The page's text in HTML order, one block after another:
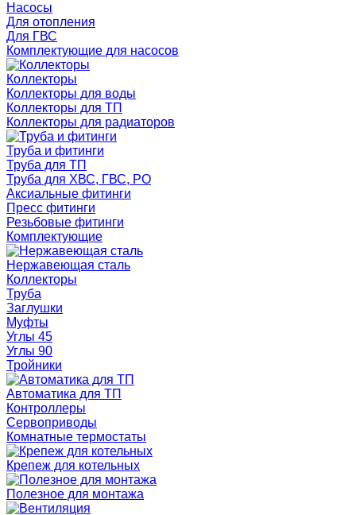
Насосы
Для отопления
Для ГВС
Комплектующие для насосов
Коллекторы
Коллекторы для воды
Коллекторы для ТП
Коллекторы для радиаторов
Труба и фитинги
Труба для ТП
Труба для ХВС, ГВС, РО
Аксиальные фитинги
Пресс фитинги
Резьбовые фитинги
Комплектующие
Нержавеющая сталь
Коллекторы
Труба
Заглушки
Муфты
Углы 45
Углы 90
Тройники
Автоматика для ТП
Контроллеры
Сервоприводы
Комнатные термостаты
Крепеж для котельных
Полезное для монтажа